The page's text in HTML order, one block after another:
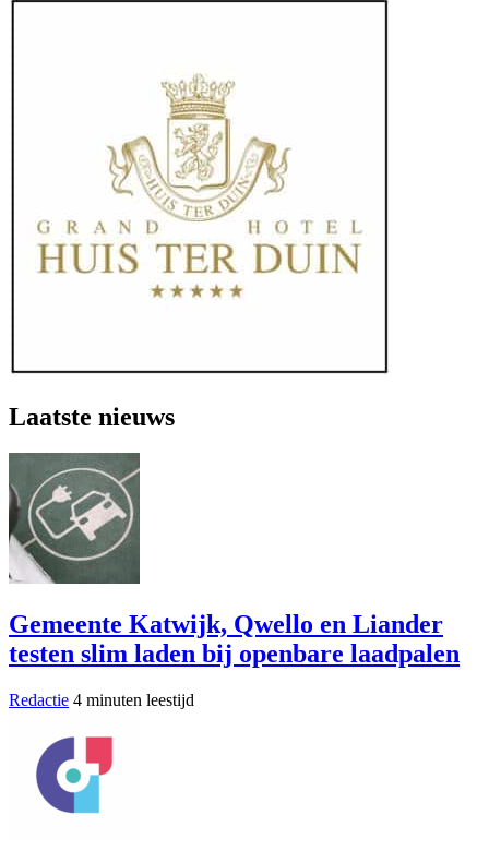
Laatste nieuws
Gemeente Katwijk, Qwello en Liander
testen slim laden bij openbare laadpalen
Redactie 4 minuten leestijd